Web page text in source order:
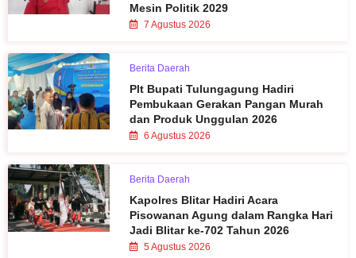
Mesin Politik 2029
7 Agustus 2026
Berita Daerah
Plt Bupati Tulungagung Hadiri
Pembukaan Gerakan Pangan Murah
dan Produk Unggulan 2026
6 Agustus 2026
Berita Daerah
Kapolres Blitar Hadiri Acara
Pisowanan Agung dalam Rangka Hari
Jadi Blitar ke-702 Tahun 2026
5 Agustus 2026